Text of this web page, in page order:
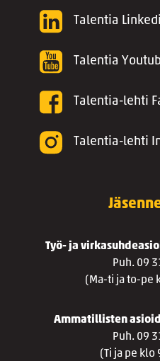
Talentia
Talentia
Talentia-lehti
Talentia-lehti
Työ- ja
Puh. 09
(Ma-ti ja to-pe
Ammatillisten
Puh. 09
(Ti ja pe klo